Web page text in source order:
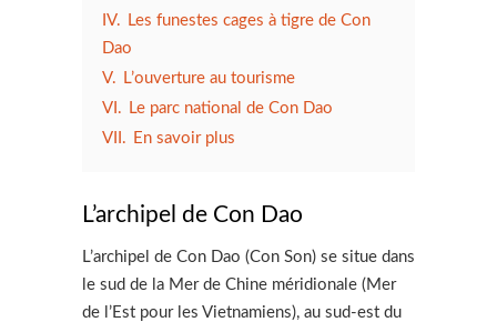
IV.
Les funestes cages à tigre de Con
Dao
V.
L’ouverture au tourisme
VI.
Le parc national de Con Dao
VII. En savoir plus
L’archipel de Con Dao
L’archipel de Con Dao (Con Son) se situe dans
le sud de la Mer de Chine méridionale (Mer
de l’Est pour les Vietnamiens), au sud-est du